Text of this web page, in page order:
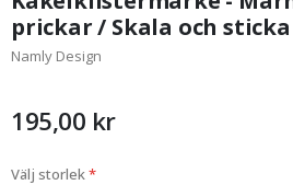
början
av
bildgalleriet
prickar / Skala och sticka
Namly Design
195,00 kr
Välj storlek